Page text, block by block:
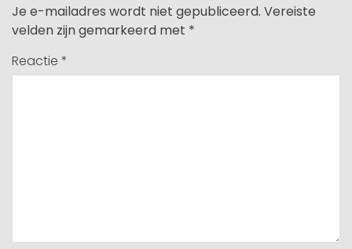
Je e-mailadres wordt niet gepubliceerd. Vereiste
velden zijn gemarkeerd met *
Reactie *